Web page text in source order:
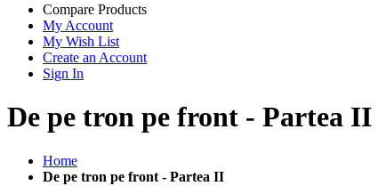
Compare Products
My Account
My Wish List
Create an Account
Sign In
De pe tron pe front - Partea II
Home
De pe tron pe front - Partea II